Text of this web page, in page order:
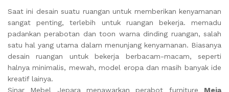
Saat ini desain suatu ruangan untuk memberikan kenyamanan
sangat penting, terlebih untuk ruangan bekerja. memadu
padankan perabotan dan toon warna dinding ruangan, salah
satu hal yang utama dalam menunjang kenyamanan. Biasanya
desain ruangan untuk bekerja berbacam-macam, seperti
halnya minimalis, mewah, model eropa dan masih banyak ide
kreatif lainya.
Sinar Mebel Jepara menawarkan perabot furniture Meja